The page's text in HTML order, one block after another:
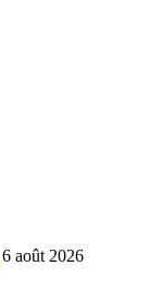
6 août 2026